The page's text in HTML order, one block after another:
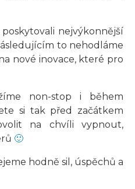
nejvýkonnější
to nehodláme
nové inovace, které pro
non-stop i během
si tak před začátkem
na chvíli vypnout,
🙂
hodně sil, úspěchů a